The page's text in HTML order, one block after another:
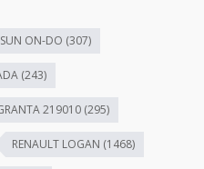
ON-DO (307)
(243)
219010 (295)
RENAULT LOGAN (1468)